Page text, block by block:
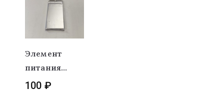
Элемент
питания
(LiFePo4) 3.2В
100 ₽